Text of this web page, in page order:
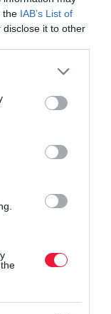
the IAB’s List of
it to other
or more Google
You may click to
party tags to
in below Google
vettünk,